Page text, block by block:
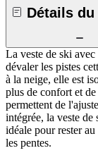
Détails
La veste de ski
dévaler les pistes
à la neige, elle est
plus de confort et
permettent de
intégrée, la veste
idéale pour rester
les pentes.